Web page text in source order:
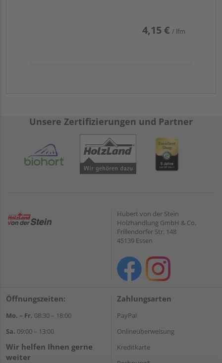
4,15 € / lfm
Unsere Zertifizierungen und Partner
Hubert von der Stein
Holzhandlung GmbH & Co.
Frillendorfer Str. 148
45139 Essen
Öffnungszeiten:
Mo. – Fr. 08:30 – 18:00
Sa. 09:00 – 13:00
Wir helfen Ihnen gerne
weiter
Zahlungsarten
PayPal
Onlineüberweisung
Kreditkarte